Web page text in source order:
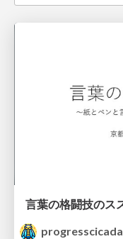
progresscicada